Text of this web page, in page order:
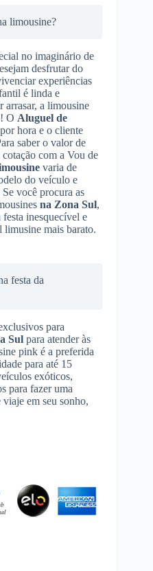
limousine?
no imaginário de
desfrutar do
experiências
é linda e
arrasar, a limousine
O Aluguel de
hora e o cliente
saber o valor de
com a Vou de
varia de
do veículo e
você procura as
na Zona Sul,
inesquecível e
limusine mais barato.
festa da
para
Sul para atender às
pink é a preferida
para até 15
exóticos,
para fazer uma
em seu sonho,